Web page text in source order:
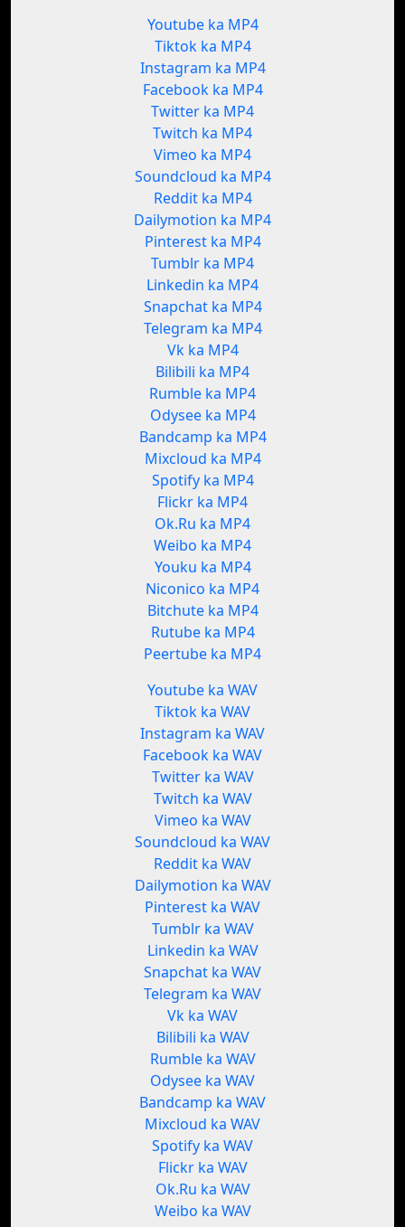
Youtube ka MP4
Tiktok ka MP4
Instagram ka MP4
Facebook ka MP4
Twitter ka MP4
Twitch ka MP4
Vimeo ka MP4
Soundcloud ka MP4
Reddit ka MP4
Dailymotion ka MP4
Pinterest ka MP4
Tumblr ka MP4
Linkedin ka MP4
Snapchat ka MP4
Telegram ka MP4
Vk ka MP4
Bilibili ka MP4
Rumble ka MP4
Odysee ka MP4
Bandcamp ka MP4
Mixcloud ka MP4
Spotify ka MP4
Flickr ka MP4
Ok.Ru ka MP4
Weibo ka MP4
Youku ka MP4
Niconico ka MP4
Bitchute ka MP4
Rutube ka MP4
Peertube ka MP4
Youtube ka WAV
Tiktok ka WAV
Instagram ka WAV
Facebook ka WAV
Twitter ka WAV
Twitch ka WAV
Vimeo ka WAV
Soundcloud ka WAV
Reddit ka WAV
Dailymotion ka WAV
Pinterest ka WAV
Tumblr ka WAV
Linkedin ka WAV
Snapchat ka WAV
Telegram ka WAV
Vk ka WAV
Bilibili ka WAV
Rumble ka WAV
Odysee ka WAV
Bandcamp ka WAV
Mixcloud ka WAV
Spotify ka WAV
Flickr ka WAV
Ok.Ru ka WAV
Weibo ka WAV